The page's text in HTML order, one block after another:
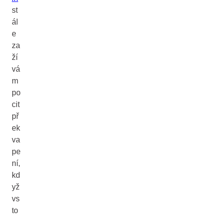
st
ál
e
za
ží
vá
m
po
cit
př
ek
va
pe
ní,
kd
yž
vs
to